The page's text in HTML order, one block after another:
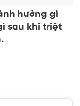
hưởng gì
sau khi triệt